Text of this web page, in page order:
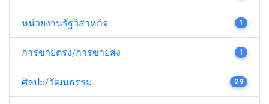
หน่วยงานรัฐวิสาหกิจ 1
การขายตรง/การขายส่ง 1
ศิลปะ/วัฒนธรรม 29